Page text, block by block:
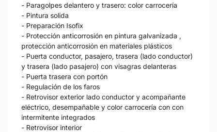
- Paragolpes delantero y trasero: color carrocería
- Pintura solida
- Preparación Isofix
- Protección anticorrosión en pintura galvanizada ,
protección anticorrosión en materiales plásticos
- Puerta conductor, pasajero, trasera (lado conductor)
y trasera (lado pasajero) con visagras delanteras
- Puerta trasera con portón
- Regulación de los faros
- Retrovisor exterior lado conductor y acompañante
eléctrico, desempañable y color carrocería con con
intermitente integrados
- Retrovisor interior